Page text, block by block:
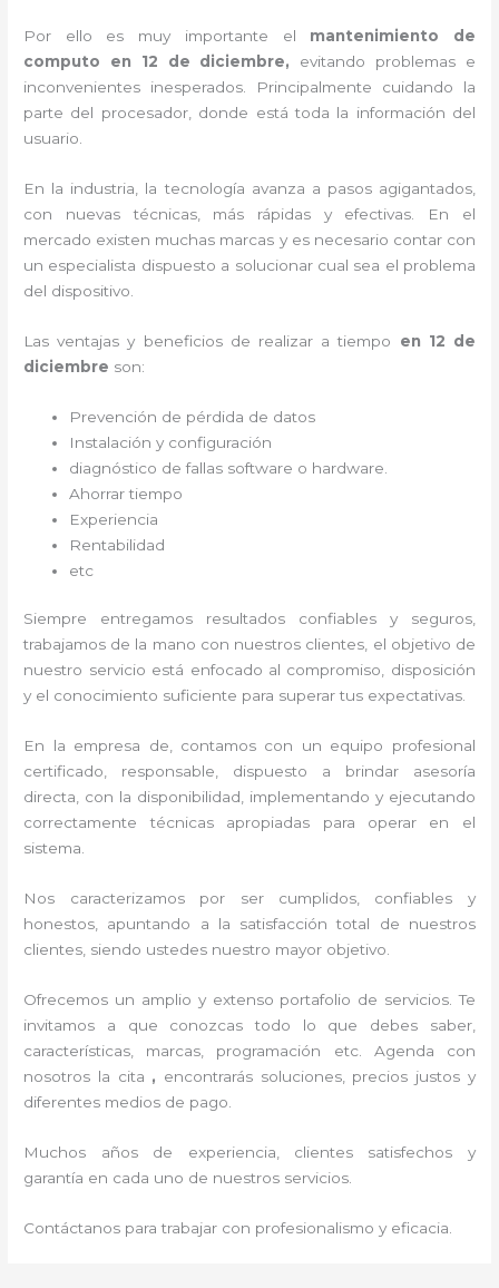
Por ello es muy importante el mantenimiento de
computo en 12 de diciembre, evitando problemas e
inconvenientes inesperados. Principalmente cuidando la
parte del procesador, donde está toda la información del
usuario.
En la industria, la tecnología avanza a pasos agigantados,
con nuevas técnicas, más rápidas y efectivas . En el
mercado existen muchas marcas y es necesario contar con
un especialista dispuesto a solucionar cual sea el problema
del dispositivo.
Las ventajas y beneficios de realizar a tiempo en 12 de
diciembre son:
Prevención de pérdida de datos
Instalación y configuración
diagnóstico de fallas software o hardware
Ahorrar tiempo
Experiencia
Rentabilidad
etc
Siempre entregamos resultados confiables y seguros,
trabajamos de la mano con nuestros clientes, el objetivo de
nuestro servicio está enfocado al compromiso, disposición
y el conocimiento suficiente para superar tus expectativas.
En la empresa de , contamos con un equipo profesional
certificado, responsable, dispuesto a brindar asesoría
directa, con la disponibilidad, implementando y ejecutando
correctamente técnicas apropiadas para operar en el
sistema.
Nos caracterizamos por ser cumplidos, confiables y
honestos, apuntando a la satisfacción total de nuestros
clientes, siendo ustedes nuestro mayor objetivo.
Ofrecemos un amplio y extenso portafolio de servicios. Te
invitamos a que conozcas todo lo que debes saber,
características, marcas, programación etc. Agenda con
nosotros la cita , encontrarás soluciones, precios justos y
diferentes medios de pago.
Muchos años de experiencia, clientes satisfechos y
garantía en cada uno de nuestros servicios.
Contáctanos para trabajar con profesionalismo y eficacia.